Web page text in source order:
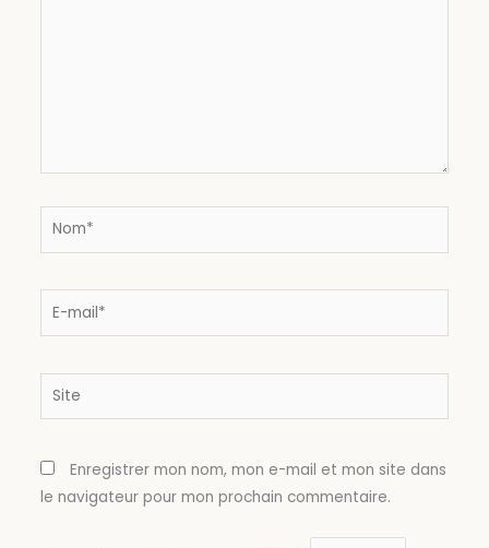
Nom*
E-
Site
Enregistrer mon nom, mon e-mail et mon site dans
le navigateur pour mon prochain commentaire.